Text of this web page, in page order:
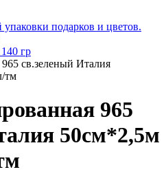
подарков и цветов.
гр
св.зеленый Италия
тм
965
50см*2,5м